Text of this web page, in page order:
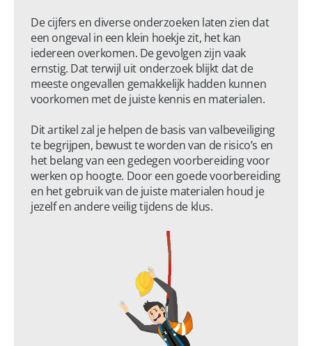
De cijfers en diverse onderzoeken laten zien dat
een ongeval in een klein hoekje zit, het kan
iedereen overkomen. De gevolgen zijn vaak
ernstig. Dat terwijl uit onderzoek blijkt dat de
meeste ongevallen gemakkelijk hadden kunnen
voorkomen met de juiste kennis en materialen.
Dit artikel zal je helpen de basis van valbeveiliging
te begrijpen, bewust te worden van de risico’s en
het belang van een gedegen voorbereiding voor
werken op hoogte. Door een goede voorbereiding
en het gebruik van de juiste materialen houd je
jezelf en andere veilig tijdens de klus.